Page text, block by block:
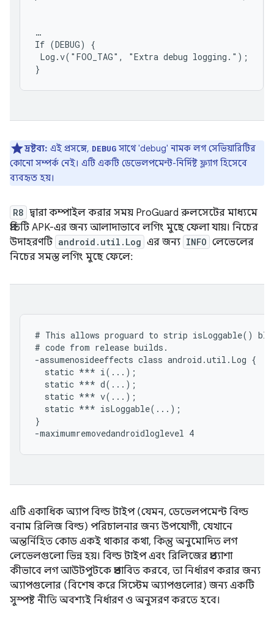
…
If (DEBUG) {
Log.v("FOO_TAG", "Extra debug logging.");
দ্রষ্টব্য: এই প্রসঙ্গে, DEBUG সাথে 'debug' নামক লগ সেভিয়ারিটির
কোনো সম্পর্ক নেই। এটি একটি ডেভেলপমেন্ট-নির্দিষ্ট ফ্ল্যাগ হিসেবে
ব্যবহৃত হয়।
R8 দ্বারা কম্পাইল করার সময় ProGuard রুলসেটের মাধ্যমে
প্রতিটি APK-এর জন্য আলাদাভাবে লগিং মুছে ফেলা যায়। নিচের
উদাহরণটি android.util.Log এর জন্য INFO লেভেলের
নিচের সমস্ত লগিং মুছে ফেলে:
# This allows proguard to strip isLoggable()
# code from release builds.
-assumenosideeffects class android.util.Log {
  static *** i(...);
  static *** d(...);
  static *** v(...);
  static *** isLoggable(...);
}
এটি একাধিক অ্যাপ বিল্ড টাইপ (যেমন, ডেভেলপমেন্ট বিল্ড
বনাম রিলিজ বিল্ড) পরিচালনার জন্য উপযোগী, যেখানে
অন্তর্নিহিত কোড একই থাকার কথা, কিন্তু অনুমোদিত লগ
লেভেলগুলো ভিন্ন হয়। বিল্ড টাইপ এবং রিলিজের প্রত্যাশা
কীভাবে লগ আউটপুটকে প্রভাবিত করবে, তা নির্ধারণ করার জন্য
অ্যাপগুলোর (বিশেষ করে সিস্টেম অ্যাপগুলোর) জন্য একটি
সুস্পষ্ট নীতি অবশ্যই নির্ধারণ ও অনুসরণ করতে হবে।